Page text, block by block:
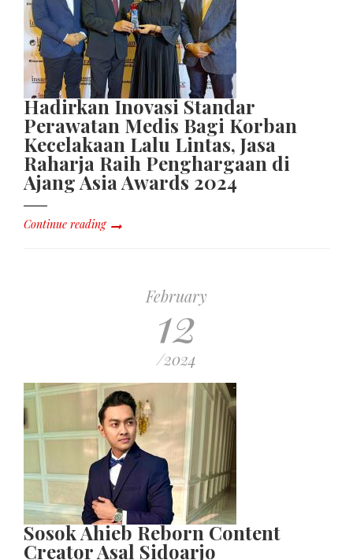
Hadirkan Inovasi Standar
Perawatan Medis Bagi Korban
Kecelakaan Lalu Lintas, Jasa
Raharja Raih Penghargaan di
Ajang Asia Awards 2024
Continue reading
February
12
/2024
Sosok Ahieb Reborn Content
Creator Asal Sidoarjo